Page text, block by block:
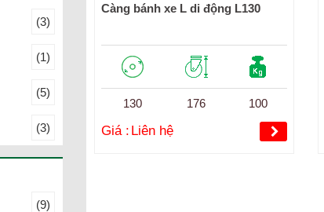
(3)
(1)
(5)
(3)
(9)
Càng bánh xe L di động L130
130 176 100
Giá : Liên hệ